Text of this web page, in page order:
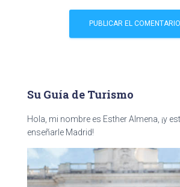
Su Guía de Turismo
Hola, mi nombre es Esther Almena, ¡y
enseñarle Madrid!